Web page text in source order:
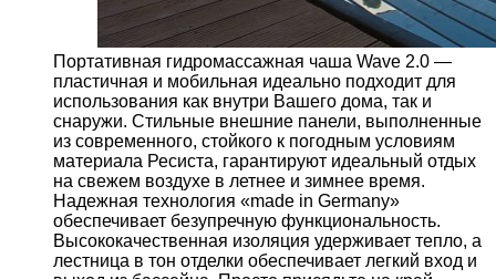
Портативная гидромассажная чаша Wave 2.0 —
пластичная и мобильная идеально подходит для
использования как внутри Вашего дома, так и
снаружи. Стильные внешние панели, выполненные
из современного, стойкого к погодным условиям
материала Ресиста, гарантируют идеальный отдых
на свежем воздухе в летнее и зимнее время.
Надежная технология «made in Germany»
обеспечивает безупречную функциональность.
Высококачественная изоляция удерживает тепло, а
лестница в тон отделки обеспечивает легкий вход и